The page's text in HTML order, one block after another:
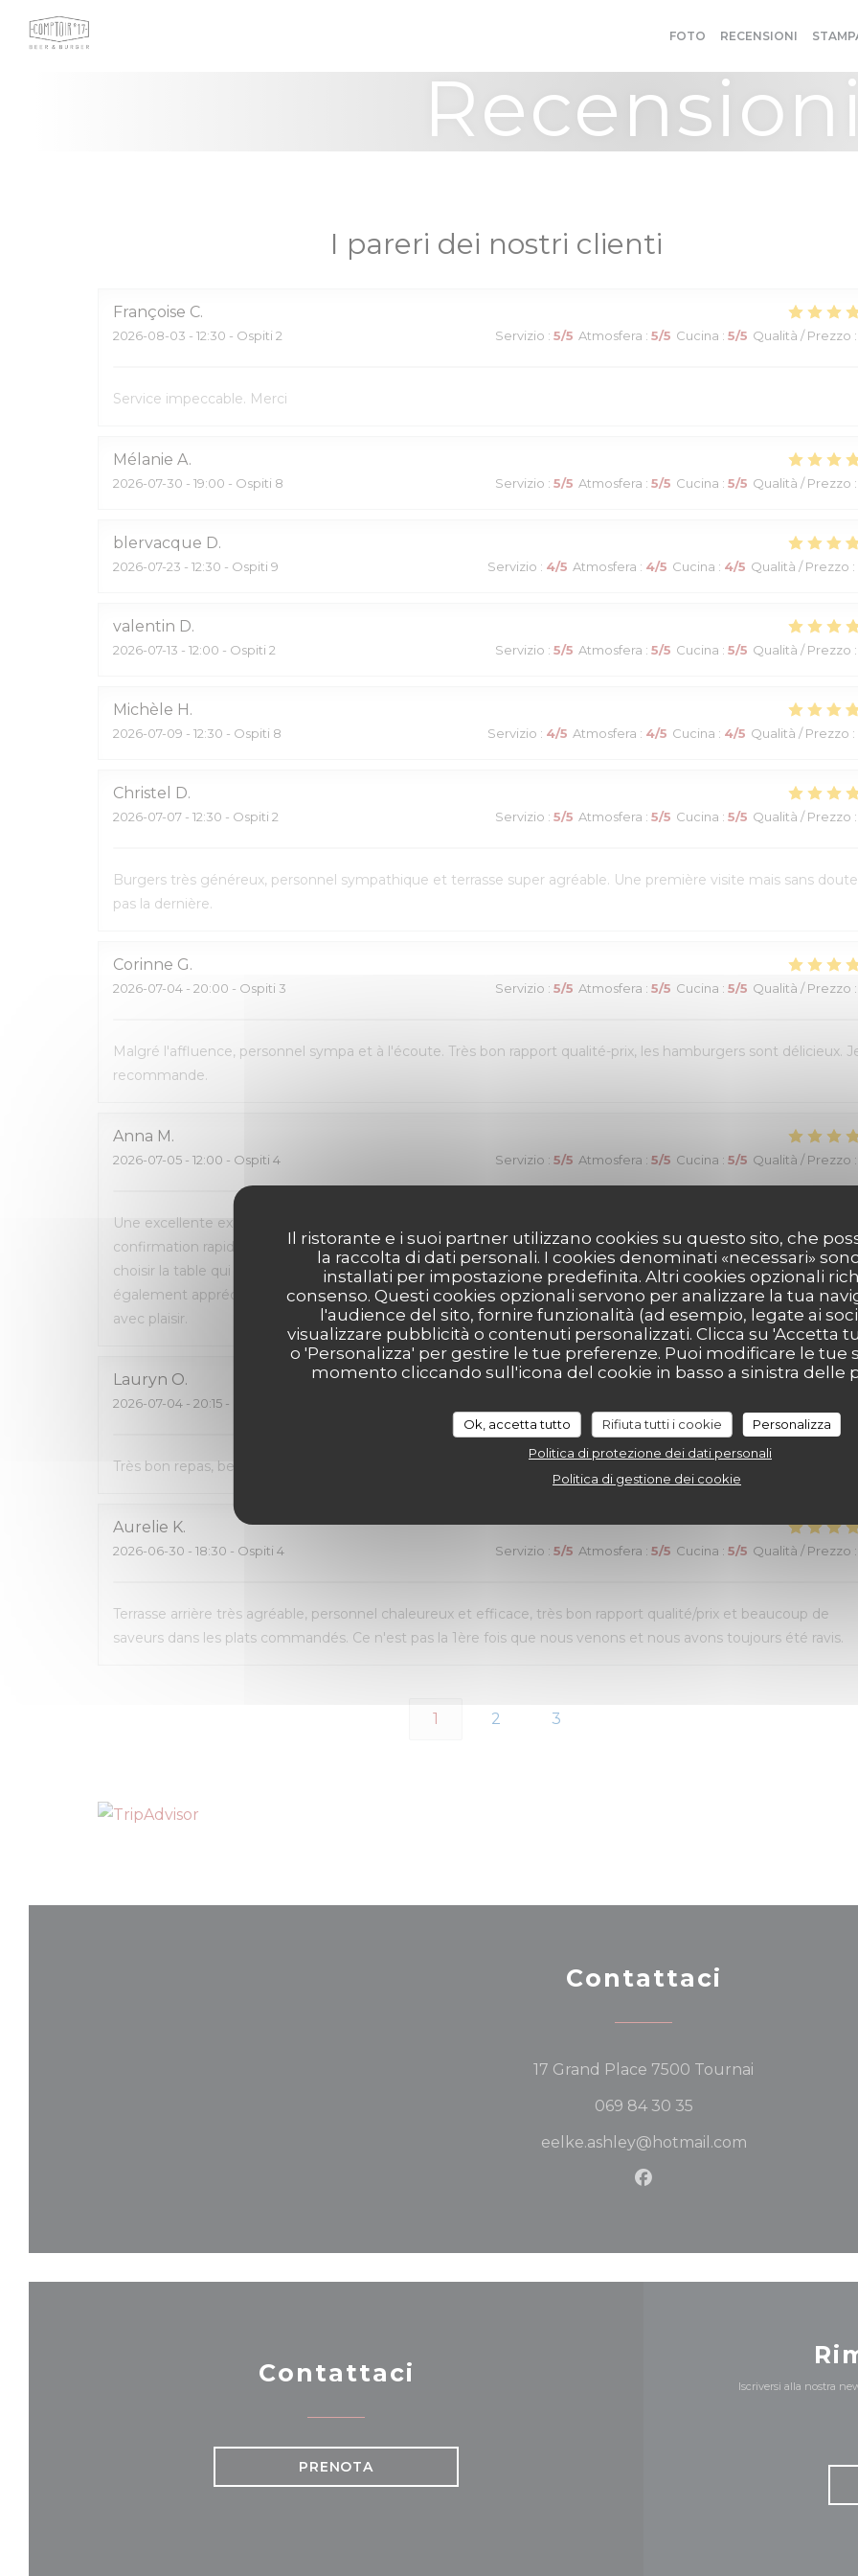
Personalizzazione delle tue scelte sui cookie
Il ristorante e i suoi partner utilizzano cookies su questo sito, che
la raccolta di dati personali. I cookies denominati «necessari»
installati per impostazione predefinita. Altri cookies opzionali
consenso. Questi cookies opzionali servono per analizzare la tua
l'audience del sito, fornire funzionalità (ad esempio, legate ai
visualizzare pubblicità o contenuti personalizzati. Clicca su 'Accetta
o 'Personalizza' per gestire le tue preferenze. Puoi modificare le tue
momento cliccando sull'icona del cookie in basso a sinistra delle
Ok, accetta tutto Rifiuta tutti i cookie
Personalizza
Politica di protezione dei dati personali
Politica di gestione dei cookie
FOTO RECENSIONI
Recensioni
I pareri dei nostri clienti
Françoise C
2026-08-03 - 12:30 - Ospiti 2 Servizio : 5/5 Atmosfera : 5/5 Cucina : 5/5 Qualità / Prezzo :
Service impeccable. Merci
Mélanie A
2026-07-30 - 19:00 - Ospiti 8 Servizio : 5/5 Atmosfera : 5/5 Cucina : 5/5 Qualità / Prezzo :
blervacque D
2026-07-23 - 12:30 - Ospiti 9 Servizio : 4/5 Atmosfera : 4/5 Cucina : 4/5 Qualità / Prezzo :
valentin D
2026-07-13 - 12:00 - Ospiti 2 Servizio : 5/5 Atmosfera : 5/5 Cucina : 5/5 Qualità / Prezzo :
Michèle H
2026-07-09 - 12:30 - Ospiti 8 Servizio : 4/5 Atmosfera : 4/5 Cucina : 4/5 Qualità / Prezzo :
Christel D
2026-07-07 - 12:30 - Ospiti 2 Servizio : 5/5 Atmosfera : 5/5 Cucina : 5/5 Qualità / Prezzo :
Burgers très généreux, personnel sympathique et terrasse super agréable. Une première visite mais sans doute
pas la dernière.
Corinne G
2026-07-04 - 20:00 - Ospiti 3 Servizio : 5/5 Atmosfera : 5/5 Cucina : 5/5 Qualità / Prezzo :
Malgré l'affluence, personnel sympa et à l'écoute. Très bon rapport qualité-prix, les hamburgers sont délicieux.
recommande.
Anna M
2026-07-05 - 12:00 - Ospiti 4 Servizio : 5/5 Atmosfera : 5/5 Cucina : 5/5 Qualità / Prezzo :
Une excellente expérience du début à la fin. La réservation en ligne était très simple et fluide, avec une
confirmation rapide par e-mail et SMS. L’accueil était chaleureux et le personnel très à l’écoute. Nous avons pu
choisir la table qui nous convenait le mieux. Les burgers étaient excellents et le service impeccable. Nous avons
également apprécié de pouvoir emporter ce qui n’avait pas été terminé. Une adresse que nous
avec plaisir.
Lauryn O
2026-07-04 - 20:15 - Ospiti 2
Très bon repas, beau cadre, carte avec pas mal de choix. Mais un peu d’attente pour le service des plats
Aurelie K
2026-06-30 - 18:30 - Ospiti 4 Servizio : 5/5 Atmosfera : 5/5 Cucina : 5/5 Qualità / Prezzo :
Terrasse arrière très agréable, personnel chaleureux et efficace, très bon rapport qualité/prix et beaucoup de
saveurs dans les plats commandés. Ce n'est pas la 1ère fois que nous venons et nous avons toujours été ravis.
1 2 3
Contattaci
17 Grand Place 7500 Tournai
069 84 30 35
eelke.ashley@hotmail.com
Facebook ((apre una
Contattaci
PRENOTA
Iscriversi alla nostra